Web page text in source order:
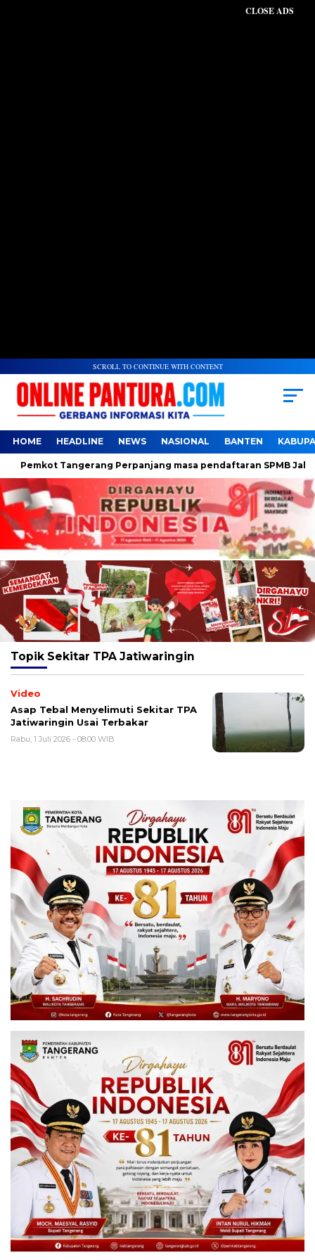
CLOSE ADS
SCROLL TO CONTINUE WITH CONTENT
HOME HEADLINE NEWS NASIONAL BANTEN
Tangerang Perpanjang masa pendaftaran SPMB Jalur
Topik Sekitar TPA Jatiwaringin
Video
Asap Tebal Menyelimuti Sekitar TPA
Jatiwaringin Usai Terbakar
Rabu, 1 Juli 2026 - 08:00 WIB